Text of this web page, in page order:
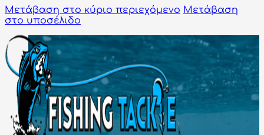
Μετάβαση στο κύριο περιεχόμενο Μετάβαση
στο υποσέλιδο